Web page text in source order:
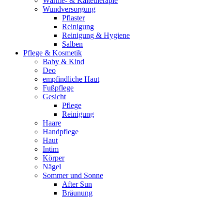
Wundversorgung
Pflaster
Reinigung
Reinigung & Hygiene
Salben
Pflege & Kosmetik
Baby & Kind
Deo
empfindliche Haut
Fußpflege
Gesicht
Pflege
Reinigung
Haare
Handpflege
Haut
Intim
Körper
Nägel
Sommer und Sonne
After Sun
Bräunung